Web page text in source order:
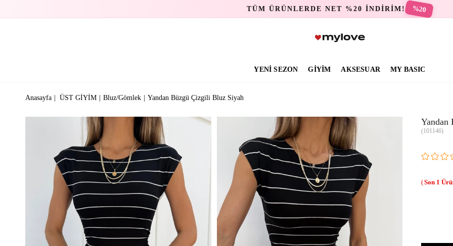
TÜM ÜRÜNLERDE NET %20 İNDİRİM! %20
YENİ SEZON GİYİM AKSESUAR MY BASIC
Anasayfa ÜST GİYİM Bluz/Gömlek Yandan Büzgü Çizgili Bluz Siyah
(101146)
1